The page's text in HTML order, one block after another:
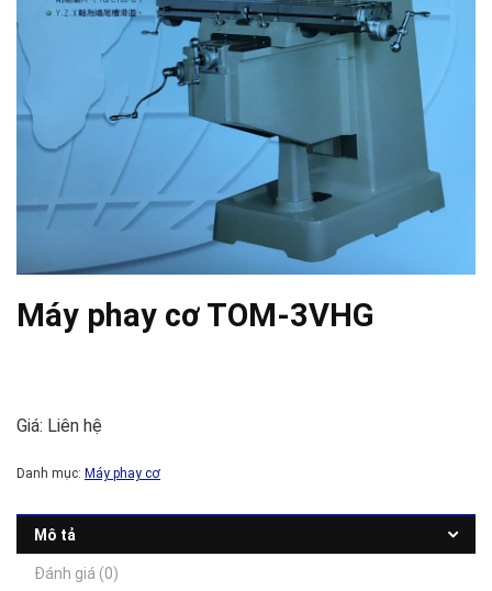
Máy phay cơ TOM-3VHG
Giá: Liên hệ
Danh mục: Máy phay cơ
Mô tả
Đánh giá (0)